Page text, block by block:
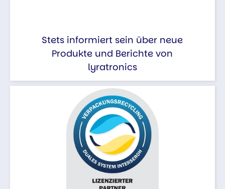
Stets informiert sein über neue
Produkte und Berichte von
lyratronics